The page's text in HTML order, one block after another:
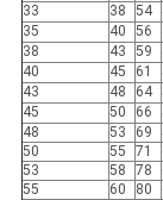
33
38 54
35
40 56
38
43 59
40
45 61
43
48 64
45
50 66
48
53 69
50
55 71
53
58 78
55
60 80